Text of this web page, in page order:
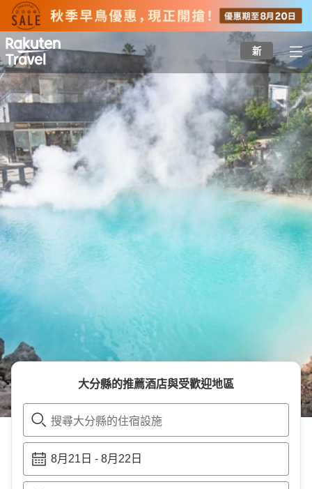
to
top
page
新
大分縣的推薦酒店與受歡迎地區
搜尋大分縣的住宿設施
8月21日 - 8月22日